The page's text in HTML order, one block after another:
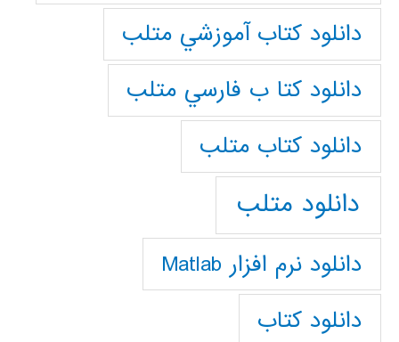
دانلود كتاب آموزشي متلب
دانلود كتا ب فارسي متلب
دانلود كتاب متلب
دانلود متلب
دانلود نرم افزار Matlab
دانلود کتاب